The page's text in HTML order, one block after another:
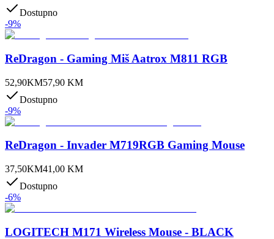
Dostupno
-9%
ReDragon - Gaming Miš Aatrox M811 RGB
52,90KM57,90 KM
Dostupno
-9%
ReDragon - Invader M719RGB Gaming Mouse
37,50KM41,00 KM
Dostupno
-6%
LOGITECH M171 Wireless Mouse - BLACK